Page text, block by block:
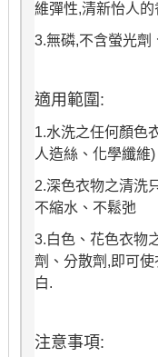
維彈性,清新怡人
3.無磷,不含螢光劑
適用範圍:
1.水洗之任何顏色
人造絲、化學纖維)
2.深色衣物之清洗
不縮水、不鬆弛
3.白色、花色衣物
劑、分散劑,即可
白.
注意事項: